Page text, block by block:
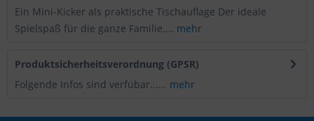
Ein Mini-Kicker als praktische Tischauflage Der ideale
Spielspaß für die ganze Familie.... mehr
Produktsicherheitsverordnung (GPSR)
Folgende Infos sind verfübar...... mehr